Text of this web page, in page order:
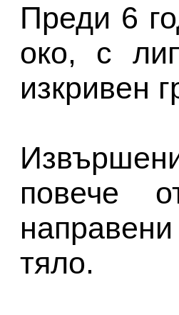
Преди 6
око, с
изкривен
повече
тяло.